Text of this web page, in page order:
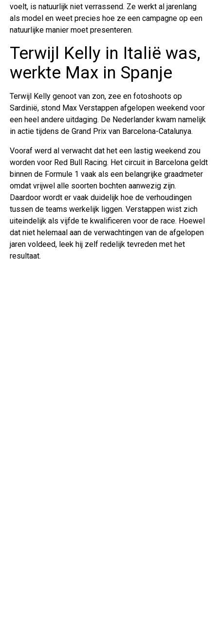
voelt, is natuurlijk niet verrassend. Ze werkt al jarenlang
als model en weet precies hoe ze een campagne op een
natuurlijke manier moet presenteren.
Terwijl Kelly in Italië was,
werkte Max in Spanje
Terwijl Kelly genoot van zon, zee en fotoshoots op
Sardinië, stond Max Verstappen afgelopen weekend voor
een heel andere uitdaging. De Nederlander kwam namelijk
in actie tijdens de Grand Prix van Barcelona-Catalunya.
Vooraf werd al verwacht dat het een lastig weekend zou
worden voor Red Bull Racing. Het circuit in Barcelona geldt
binnen de Formule 1 vaak als een belangrijke graadmeter
omdat vrijwel alle soorten bochten aanwezig zijn.
Daardoor wordt er vaak duidelijk hoe de verhoudingen
tussen de teams werkelijk liggen. Verstappen wist zich
uiteindelijk als vijfde te kwalificeren voor de race. Hoewel
dat niet helemaal aan de verwachtingen van de afgelopen
jaren voldeed, leek hij zelf redelijk tevreden met het
resultaat.